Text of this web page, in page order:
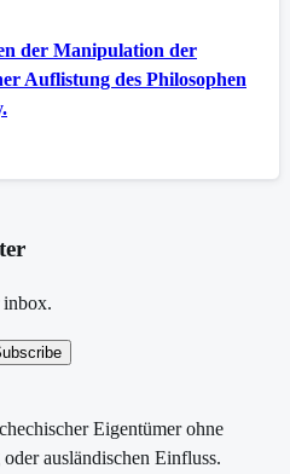
der Manipulation der
Auflistung des Philosophen
inbox.
Eigentümer ohne
ausländischen Einfluss.